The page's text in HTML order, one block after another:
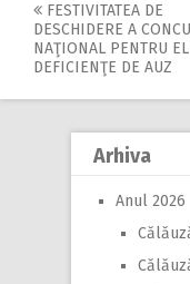
Post
navigation
FESTIVITATEA DE
DESCHIDERE A
NAŢIONAL PENTRU
DEFICIENŢE DE AUZ
Arhiva
Anul 2026